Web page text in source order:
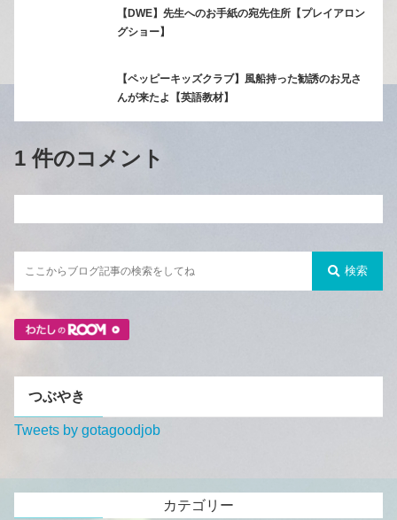
【DWE】先生へのお手紙の宛先住所【プレイアロン
グショー】
【ペッピーキッズクラブ】風船持った勧誘のお兄さ
んが来たよ【英語教材】
1 件のコメント
検索
つぶやき
Tweets by gotagoodjob
カテゴリー